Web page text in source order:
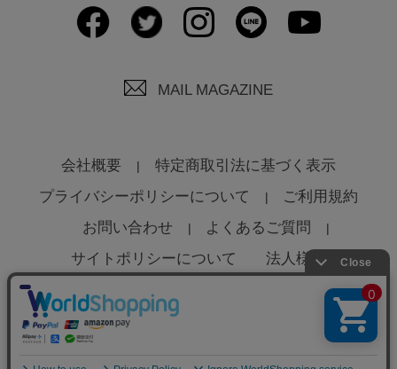
MAIL MAGAZINE
会社概要
特定商取引法に基づく表示
プライバシーポリシーについて
ご利用規約
お問い合わせ
よくあるご質問
サイトポリシーについて
法人様へ
© Global Product Planning Co., Ltd